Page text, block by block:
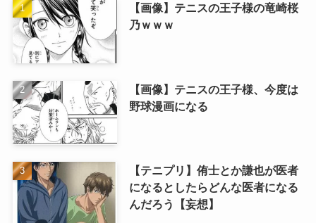
【画像】テニスの王子様の竜崎桜
乃ｗｗｗ
【画像】テニスの王子様、今度は
野球漫画になる
【テニプリ】侑士とか謙也が医者
になるとしたらどんな医者になる
んだろう【妄想】